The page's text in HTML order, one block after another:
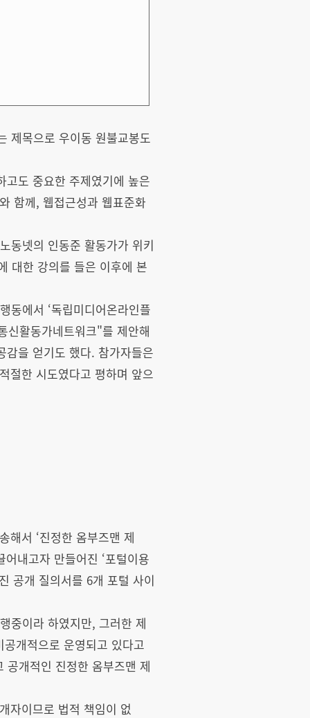
제목으로 우이동 원불교봉도
고도 중요한 주제였기에 높은
함께, 웹접근성과 웹표준화
동넷의 인동준 활동가가 위키
대한 강의를 들은 이후에 본
동에서 ‘독립미디어온라인플
신활동가네트워크"를 제안해
감을 얻기도 했다. 참가자들은
절한 시도였다고 평하며 앞으
해서 ‘진정한 옴부즈맨 제
내고자 만들어진 ‘포털이용
공개 질의서를 6개 포털 사이
중이라 하였지만, 그러한 제
개적으로 운영되고 있다고
개적인 진정한 옴부즈맨 제
자이므로 법적 책임이 없